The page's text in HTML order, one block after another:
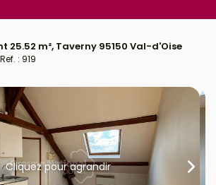
le groupement
25.52 m², Taverny 95150 Val-d'Oise
Ref. : 919
Cliquez pour agrandir